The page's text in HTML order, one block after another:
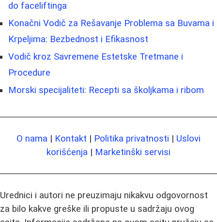
do faceliftinga
Konačni Vodič za Rešavanje Problema sa Buvama i
Krpeljima: Bezbednost i Efikasnost
Vodič kroz Savremene Estetske Tretmane i
Procedure
Morski specijaliteti: Recepti sa školjkama i ribom
O nama | Kontakt | Politika privatnosti | Uslovi
korišćenja | Marketinški servisi
Urednici i autori ne preuzimaju nikakvu odgovornost
za bilo kakve greške ili propuste u sadržaju ovog